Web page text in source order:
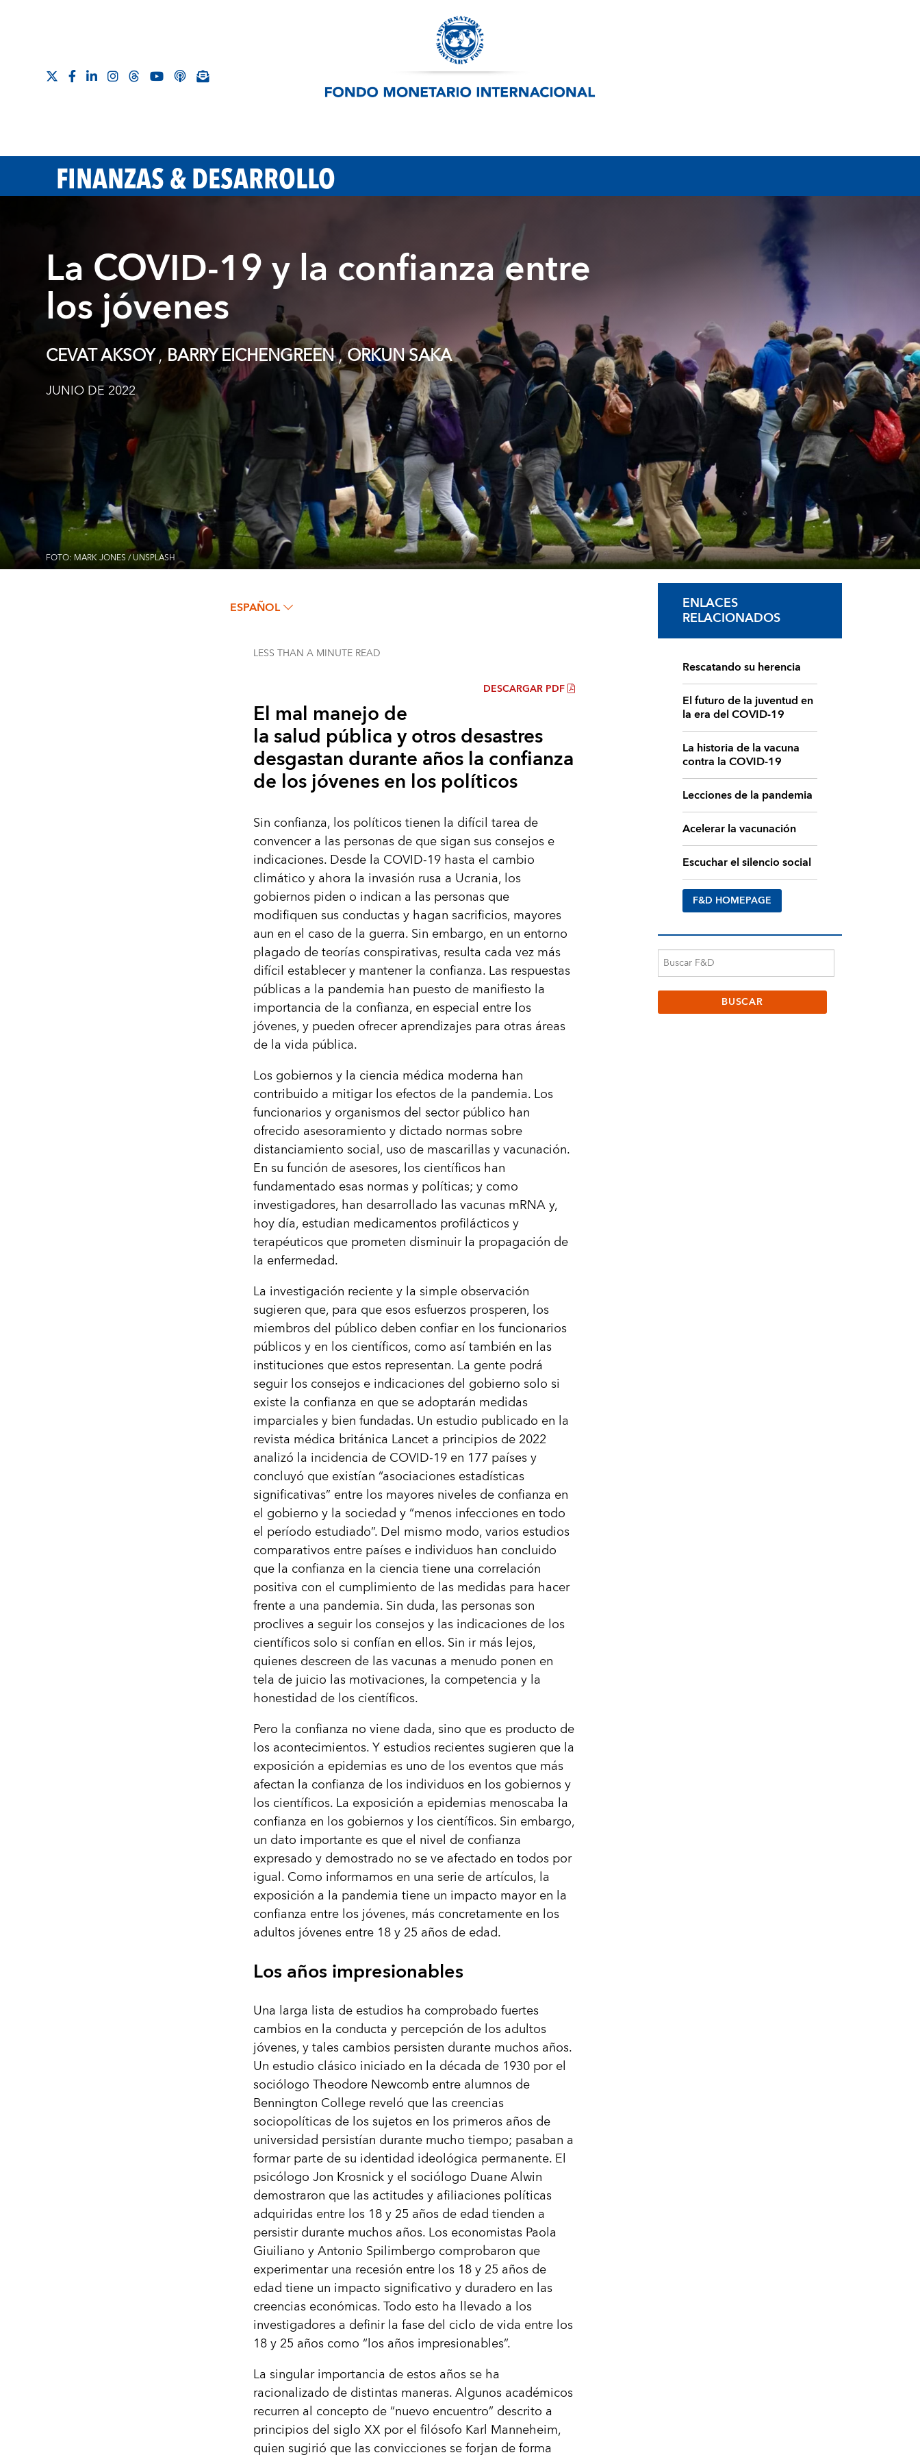
FINANZAS & DESARROLLO
La COVID-19 y la confianza entre
los jóvenes
CEVAT AKSOY,BARRY EICHENGREEN,ORKUN SAKA
JUNIO DE 2022
FOTO: MARK JONES / UNSPLASH
ESPAÑOL
LESS THAN A MINUTE READ
DESCARGAR PDF
El mal manejo de
la salud pública y otros desastres
desgastan durante años la confianza
de los jóvenes en los políticos
Sin confianza, los políticos tienen la difícil tarea de
convencer a las personas de que sigan sus consejos e
indicaciones. Desde la COVID‑19 hasta el cambio
climático y ahora la invasión rusa a Ucrania, los
gobiernos piden o indican a las personas que
modifiquen sus conductas y hagan sacrificios, mayores
aun en el caso de la guerra. Sin embargo, en un entorno
plagado de teorías conspirativas, resulta cada vez más
difícil establecer y mantener la confianza. Las respuestas
públicas a la pandemia han puesto de manifiesto la
importancia de la confianza, en especial entre los
jóvenes, y pueden ofrecer aprendizajes para otras áreas
de la vida pública.
Los gobiernos y la ciencia médica moderna han
contribuido a mitigar los efectos de la pandemia. Los
funcionarios y organismos del sector público han
ofrecido asesoramiento y dictado normas sobre
distanciamiento social, uso de mascarillas y vacunación.
En su función de asesores, los científicos han
fundamentado esas normas y políticas; y como
investigadores, han desarrollado las vacunas mRNA y,
hoy día, estudian medicamentos profilácticos y
terapéuticos que prometen disminuir la propagación de
la enfermedad.
La investigación reciente y la simple observación
sugieren que, para que esos esfuerzos prosperen, los
miembros del público deben confiar en los funcionarios
públicos y en los científicos, como así también en las
instituciones que estos representan. La gente podrá
seguir los consejos e indicaciones del gobierno solo si
existe la confianza en que se adoptarán medidas
imparciales y bien fundadas. Un estudio publicado en la
revista médica británica Lancet a principios de 2022
analizó la incidencia de COVID‑19 en 177 países y
concluyó que existían “asociaciones estadísticas
significativas” entre los mayores niveles de confianza en
el gobierno y la sociedad y “menos infecciones en todo
el período estudiado”. Del mismo modo, varios estudios
comparativos entre países e individuos han concluido
que la confianza en la ciencia tiene una correlación
positiva con el cumplimiento de las medidas para hacer
frente a una pandemia. Sin duda, las personas son
proclives a seguir los consejos y las indicaciones de los
científicos solo si confían en ellos. Sin ir más lejos,
quienes descreen de las vacunas a menudo ponen en
tela de juicio las motivaciones, la competencia y la
honestidad de los científicos.
Pero la confianza no viene dada, sino que es producto de
los acontecimientos. Y estudios recientes sugieren que la
exposición a epidemias es uno de los eventos que más
afectan la confianza de los individuos en los gobiernos y
los científicos. La exposición a epidemias menoscaba la
confianza en los gobiernos y los científicos. Sin embargo,
un dato importante es que el nivel de confianza
expresado y demostrado no se ve afectado en todos por
igual. Como informamos en una serie de artículos, la
exposición a la pandemia tiene un impacto mayor en la
confianza entre los jóvenes, más concretamente en los
adultos jóvenes entre 18 y 25 años de edad.
Los años impresionables
Una larga lista de estudios ha comprobado fuertes
cambios en la conducta y percepción de los adultos
jóvenes, y tales cambios persisten durante muchos años.
Un estudio clásico iniciado en la década de 1930 por el
sociólogo Theodore Newcomb entre alumnos de
Bennington College reveló que las creencias
sociopolíticas de los sujetos en los primeros años de
universidad persistían durante mucho tiempo; pasaban a
formar parte de su identidad ideológica permanente. El
psicólogo Jon Krosnick y el sociólogo Duane Alwin
demostraron que las actitudes y afiliaciones políticas
adquiridas entre los 18 y 25 años de edad tienden a
persistir durante muchos años. Los economistas Paola
Giuiliano y Antonio Spilimbergo comprobaron que
experimentar una recesión entre los 18 y 25 años de
edad tiene un impacto significativo y duradero en las
creencias económicas. Todo esto ha llevado a los
investigadores a definir la fase del ciclo de vida entre los
18 y 25 años como “los años impresionables”.
La singular importancia de estos años se ha
racionalizado de distintas maneras. Algunos académicos
recurren al concepto de “nuevo encuentro” descrito a
principios del siglo XX por el filósofo Karl Manneheim,
quien sugirió que las convicciones se forjan de forma
ENLACES
RELACIONADOS
Rescatando su herencia
El futuro de la juventud en
la era del COVID-19
La historia de la vacuna
contra la COVID‑19
Lecciones de la pandemia
Acelerar la vacunación
Escuchar el silencio social
F&D HOMEPAGE